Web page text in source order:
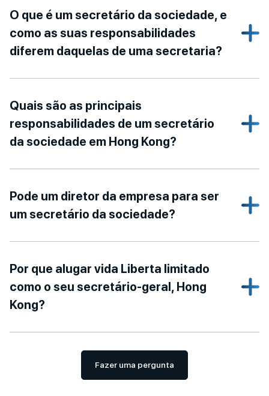
O que é um secretário da sociedade, e
como as suas responsabilidades
diferem daquelas de uma secretaria?
Quais são as principais
responsabilidades de um secretário
da sociedade em Hong Kong?
Pode um diretor da empresa para ser
um secretário da sociedade?
Por que alugar vida Liberta limitado
como o seu secretário-geral, Hong
Kong?
Fazer uma pergunta